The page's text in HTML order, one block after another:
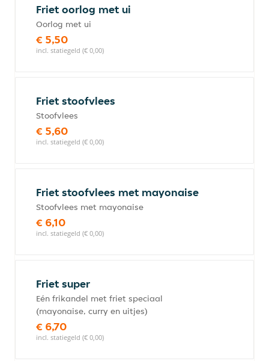
Friet oorlog met ui
Oorlog met ui
€ 5,50
incl. statiegeld (€ 0,00)
Friet stoofvlees
Stoofvlees
€ 5,60
incl. statiegeld (€ 0,00)
Friet stoofvlees met mayonaise
Stoofvlees met mayonaise
€ 6,10
incl. statiegeld (€ 0,00)
Friet super
Eén frikandel met friet speciaal
(mayonaise, curry en uitjes)
€ 6,70
incl. statiegeld (€ 0,00)